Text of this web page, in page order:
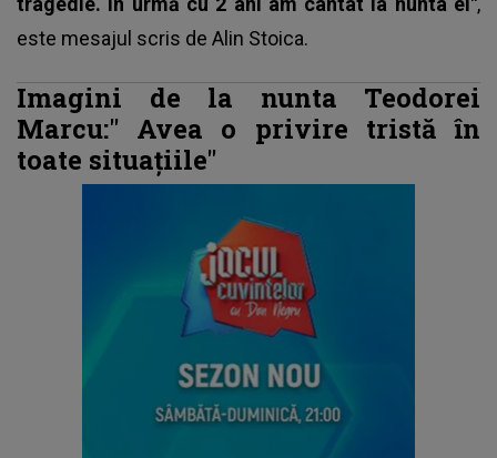
este mesajul scris de Alin Stoica.
Imagini de la nunta Teodorei
Marcu:" Avea o privire tristă în
toate situațiile"